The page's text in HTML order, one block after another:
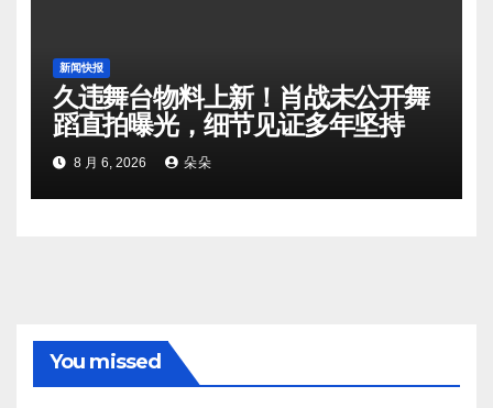
新闻快报
久违舞台物料上新！肖战未公开舞
蹈直拍曝光，细节见证多年坚持
8 月 6, 2026 朵朵
You missed